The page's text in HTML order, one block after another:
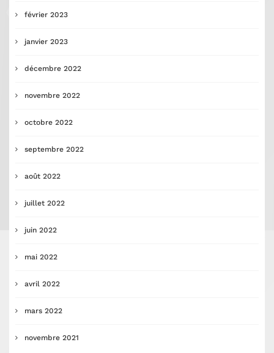
février 2023
janvier 2023
décembre 2022
novembre 2022
octobre 2022
septembre 2022
août 2022
juillet 2022
juin 2022
mai 2022
avril 2022
mars 2022
novembre 2021